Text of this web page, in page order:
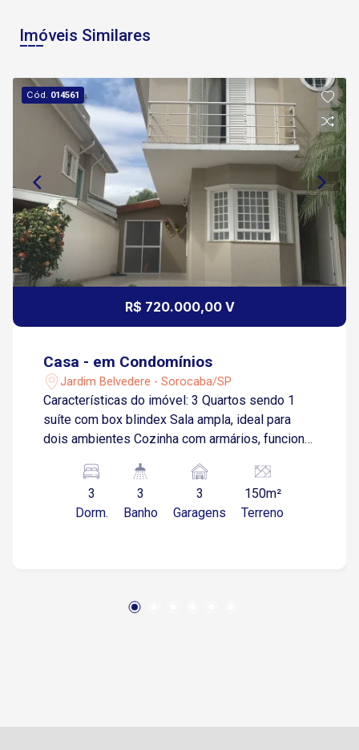
Imóveis Similares
Cód. 014561
R$ 720.000,00 V
Casa - em Condomínios
Jardim Belvedere - Sorocaba/SP
Características do imóvel: 3 Quartos sendo 1
suíte com box blindex Sala ampla, ideal para
dois ambientes Cozinha com armários, funcional
praticidade para o dia a dia Quintal com área
gourmet e churrasqueira privativa, perfeito para
lazer e confraternização Infraestrutura do
uma área privilegiada, com fácil acesso à
3
Dorm.
3
Banho
3
Garagens
150m²
Terreno